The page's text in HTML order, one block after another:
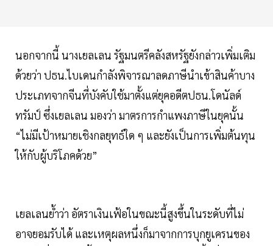
นอกจากนี้ นางเยลเลน รัฐมนตรีคลังสหรัฐยังกล่าวเพิ่มเติม
ด้วยว่า ปธน.ไบเดนกำลังพิจารณาลดภาษีนำเข้าสินค้าบาง
ประเภทจากจีนที่บังคับใช้มาตั้งแต่ยุคอดีตปธน.โดนัลด์
ทรัมป์ ซึ่งเยลเลน มองว่า มาตรการกำแพงภาษีในยุคนั้น
“ไม่มีเป้าหมายเชิงกลยุทธ์ใด ๆ และยังเป็นการเพิ่มต้นทุน
ให้กับผู้บริโภคด้วย”
เยลเลนย้ำว่า อัตราเงินเฟ้อในขณะนี้สูงขึ้นในระดับที่ไม่
อาจยอมรับได้ และเหตุผลหนึ่งก็มาจากการบุกยูเครนของ